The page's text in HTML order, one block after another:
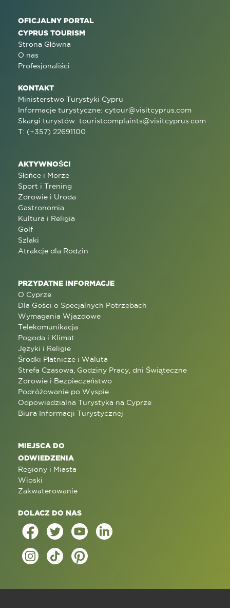
OFICJALNY PORTAL
CYPRUS TOURISM
Strona Główna
O nas
Profesjonaliści
KONTAKT
Ministerstwo Turystyki Cypru
Informacje turystyczne: cytour@visitcyprus.com
Skargi turystów: touristcomplaints@visitcyprus.com
T: (+357) 22691100
AKTYWNOŚCI
Słońce i Morze
Sport i Trening
Zdrowie i Uroda
Gastronomia
Kultura i Religia
Golf
Szlaki
Atrakcje dla Rodzin
PRZYDATNE INFORMACJE
O Cyprze
Dla Gości o Specjalnych Potrzebach
Wymagania Wjazdowe
Telekomunikacja
Pogoda i Klimat
Języki i Religie
Środki Płatnicze i Waluta
Strefa Czasowa, Godziny Pracy, dni Świąteczne
Zdrowie i Bezpieczeństwo
Podróżowanie po Wyspie
Odpowiedzialna Turystyka na Cyprze
Biura Informacji Turystycznej
MIEJSCA DO
ODWIEDZENIA
Regiony i Miasta
Wioski
Zakwaterowanie
DOLACZ DO NAS